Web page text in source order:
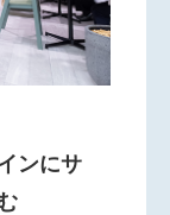
ンにサ